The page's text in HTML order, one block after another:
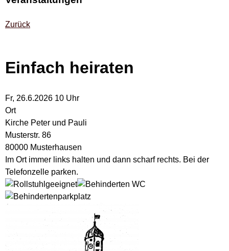
Zurück
Einfach heiraten
Fr, 26.6.2026 10 Uhr
Ort
Kirche Peter und Pauli
Musterstr. 86
80000 Musterhausen
Im Ort immer links halten und dann scharf rechts. Bei der
Telefonzelle parken.